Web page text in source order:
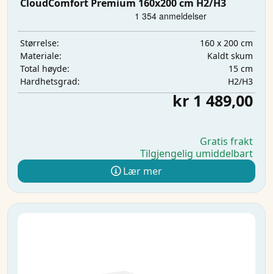
CloudComfort Premium 160x200 cm H2/H3
Størrelse:
160 x 200 cm
Materiale:
Kaldt skum
Total høyde:
15 cm
Hardhetsgrad:
H2/H3
kr 1 489,00
Gratis frakt
Tilgjengelig umiddelbart
Lær mer